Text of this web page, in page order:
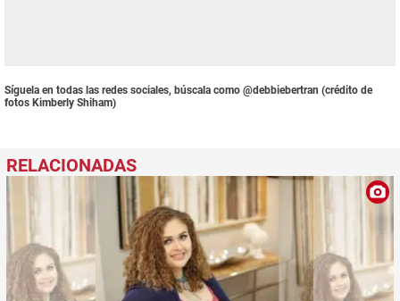
Síguela en todas las redes sociales, búscala como @debbiebertran (crédito de
fotos Kimberly Shiham)